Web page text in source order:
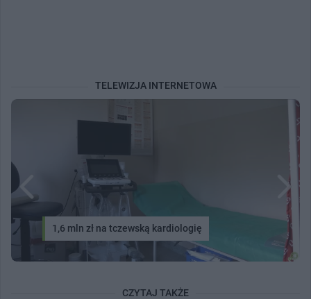
TELEWIZJA INTERNETOWA
1,6 mln zł na tczewską kardiologię
CZYTAJ TAKŻE